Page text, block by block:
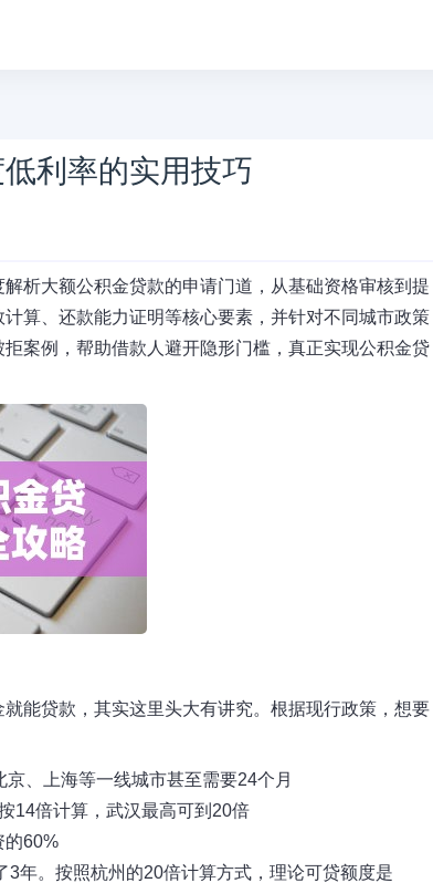
利率的实用技巧
析大额公积金贷款的申请门道，从基础资格审核到提
算、还款能力证明等核心要素，并针对不同城市政策
案例，帮助借款人避开隐形门槛，真正实现公积金贷
能贷款，其实这里头大有讲究。根据现行政策，想要
、上海等一线城市甚至需要24个月
14倍计算，武汉最高可到20倍
的60%
年。按照杭州的20倍计算方式，理论可贷额度是